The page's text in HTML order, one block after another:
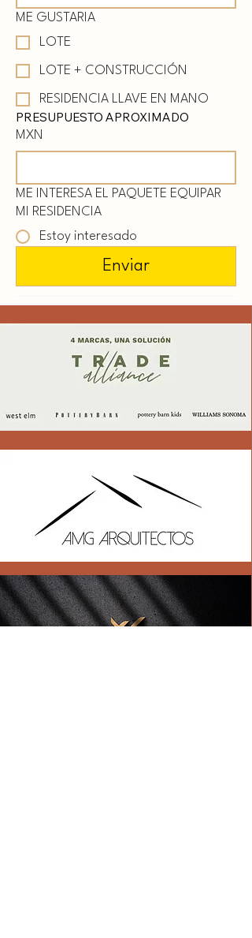
ME GUSTARIA
LOTE
LOTE + CONSTRUCCIÓN
RESIDENCIA LLAVE EN MANO
PRESUPUESTO APROXIMADO
MXN
ME INTERESA EL PAQUETE EQUIPAR
MI RESIDENCIA
Estoy interesado
Enviar